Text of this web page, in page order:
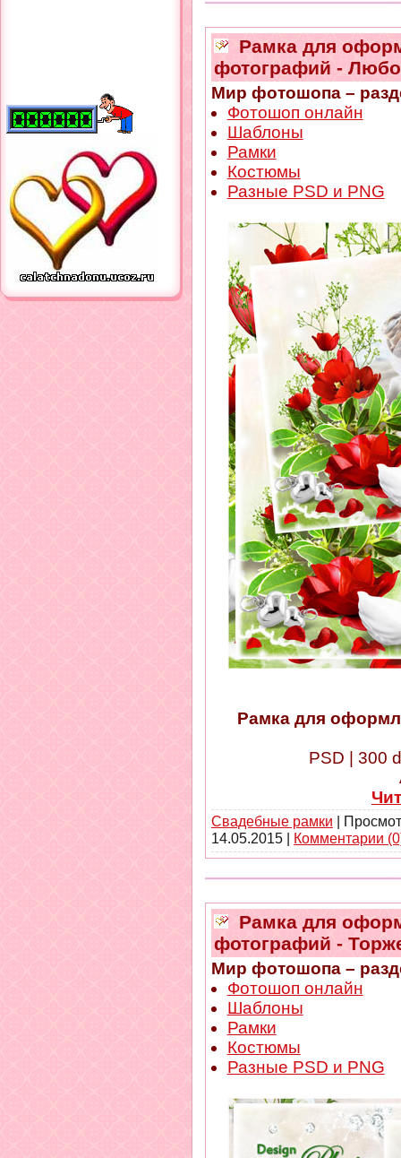
Рамка для
фотографий -
Мир фотошопа –
Фотошоп онлайн
Шаблоны
Рамки
Костюмы
Разные PSD и PNG
Рамка для
PSD | 300
Свадебные рамки |
14.05.2015 | Комментарии
Рамка для
фотографий -
Мир фотошопа –
Фотошоп онлайн
Шаблоны
Рамки
Костюмы
Разные PSD и PNG